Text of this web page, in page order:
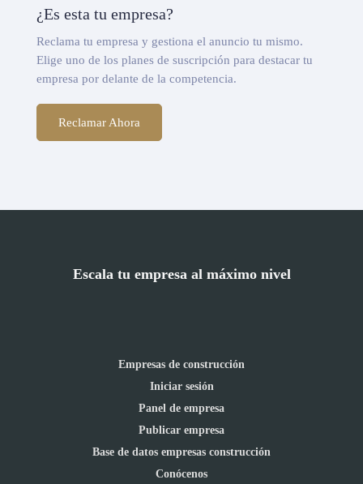
¿Es esta tu empresa?
Reclama tu empresa y gestiona el anuncio tu mismo.
Elige uno de los planes de suscripción para destacar tu
empresa por delante de la competencia.
Reclamar Ahora
Escala tu empresa al máximo nivel
Empresas de construcción
Iniciar sesión
Panel de empresa
Publicar empresa
Base de datos empresas construcción
Conócenos